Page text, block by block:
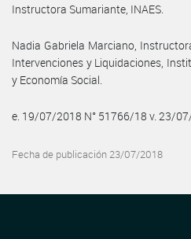
Instructora Sumariante, INAES.
Nadia Gabriela Marciano,
Intervenciones y Liquidaciones,
y Economía Social.
e. 19/07/2018 N° 51766/18 v. 23/
Fecha de publicación 23/07/2018